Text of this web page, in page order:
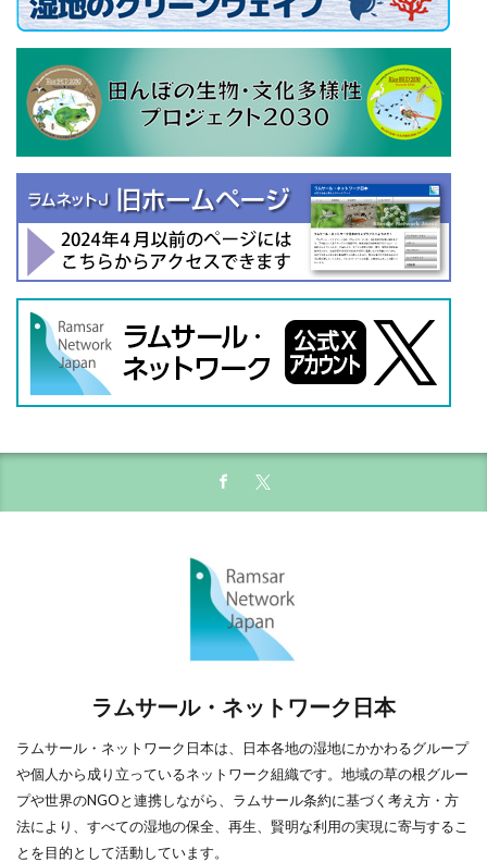
ラムサール・ネットワーク日本
ラムサール・ネットワーク日本は、日本各地の湿地にかかわるグループ
や個人から成り立っているネットワーク組織です。地域の草の根グルー
プや世界のNGOと連携しながら、ラムサール条約に基づく考え方・方
法により、すべての湿地の保全、再生、賢明な利用の実現に寄与するこ
とを目的として活動しています。